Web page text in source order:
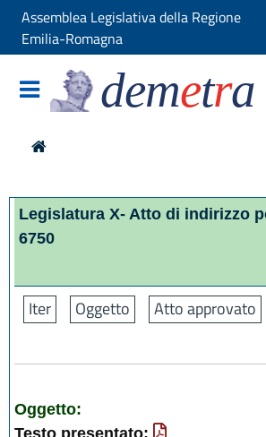
Assemblea Legislativa della Regione
Emilia-Romagna
demetra
Legislatura X- Atto di indirizzo
6750
Iter Oggetto Atto approvato
Oggetto:
Testo presentato: